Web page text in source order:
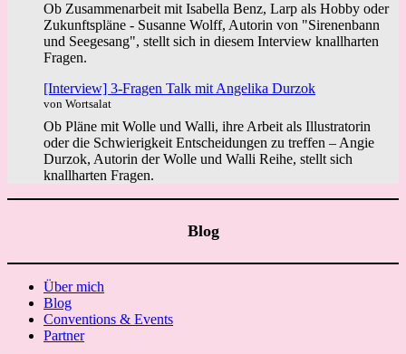
Ob Zusammenarbeit mit Isabella Benz, Larp als Hobby oder
Zukunftspläne - Susanne Wolff, Autorin von "Sirenenbann
und Seegesang", stellt sich in diesem Interview knallharten
Fragen.
[Interview] 3-Fragen Talk mit Angelika Durzok
von Wortsalat
Ob Pläne mit Wolle und Walli, ihre Arbeit als Illustratorin
oder die Schwierigkeit Entscheidungen zu treffen – Angie
Durzok, Autorin der Wolle und Walli Reihe, stellt sich
knallharten Fragen.
Blog
Über mich
Blog
Conventions & Events
Partner